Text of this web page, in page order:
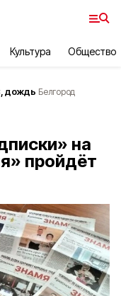
Культура Общество
дождь Белгород
на
пройдёт